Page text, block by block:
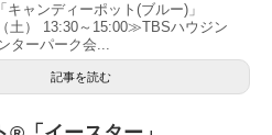
ャンディーポット(ブルー)」
土） 13:30～15:00≫TBSハウジン
ターパーク会...
記事を読む